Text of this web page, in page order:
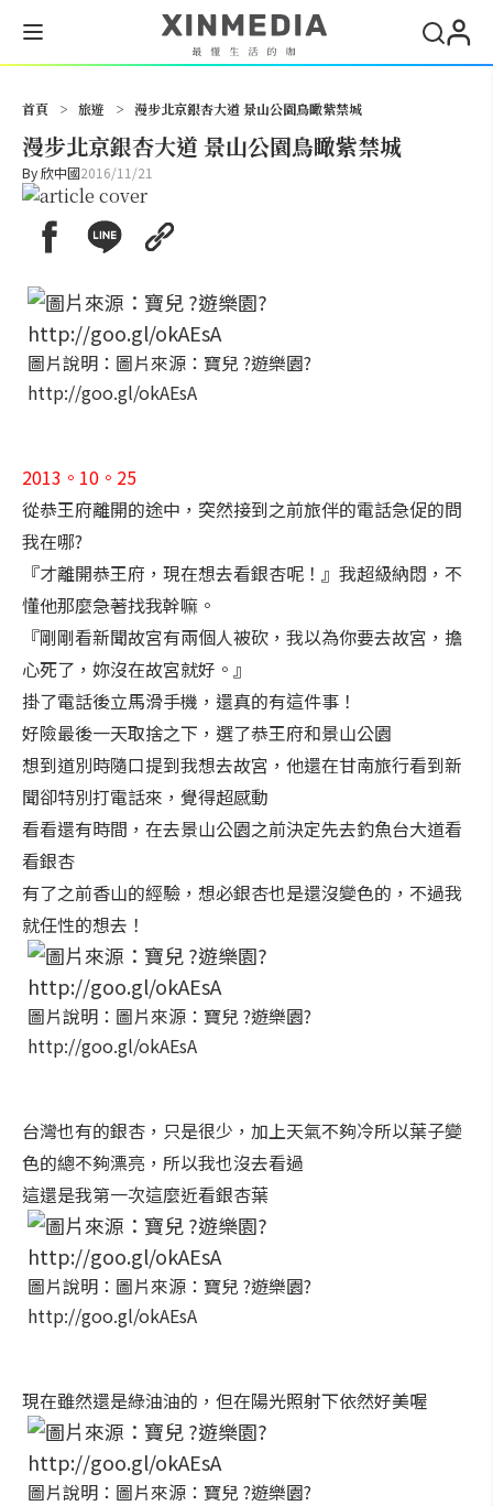
首頁 > 旅遊 > 漫步北京銀杏大道 景山公園鳥瞰紫禁城
漫步北京銀杏大道 景山公園鳥瞰紫禁城
By欣中國2016/11/21
圖片說明：圖片來源：寶兒 ?遊樂園?
http://goo.gl/okAEsA
2013。10。25
從恭王府離開的途中，突然接到之前旅伴的電話急促的問
我在哪?
『才離開恭王府，現在想去看銀杏呢！』我超級納悶，不
懂他那麼急著找我幹嘛。
『剛剛看新聞故宮有兩個人被砍，我以為你要去故宮，擔
心死了，妳沒在故宮就好。』
掛了電話後立馬滑手機，還真的有這件事！
好險最後一天取捨之下，選了恭王府和景山公園
想到道別時隨口提到我想去故宮，他還在甘南旅行看到新
聞卻特別打電話來，覺得超感動
看看還有時間，在去景山公園之前決定先去釣魚台大道看
看銀杏
有了之前香山的經驗，想必銀杏也是還沒變色的，不過我
就任性的想去！
圖片說明：圖片來源：寶兒 ?遊樂園?
http://goo.gl/okAEsA
台灣也有的銀杏，只是很少，加上天氣不夠冷所以葉子變
色的總不夠漂亮，所以我也沒去看過
這還是我第一次這麼近看銀杏葉
圖片說明：圖片來源：寶兒 ?遊樂園?
http://goo.gl/okAEsA
現在雖然還是綠油油的，但在陽光照射下依然好美喔
圖片說明：圖片來源：寶兒 ?遊樂園?